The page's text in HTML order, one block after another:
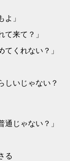
」
来て？」
くれない？」
しいじゃない？
じゃない？」
る